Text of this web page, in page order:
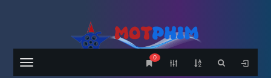
Menu
0